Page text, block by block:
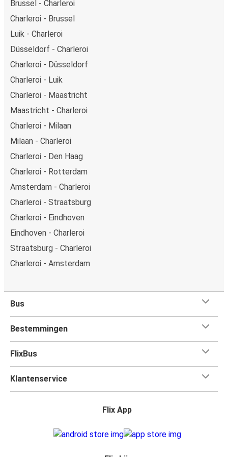
Brussel - Charleroi
Charleroi - Brussel
Luik - Charleroi
Düsseldorf - Charleroi
Charleroi - Düsseldorf
Charleroi - Luik
Charleroi - Maastricht
Maastricht - Charleroi
Charleroi - Milaan
Milaan - Charleroi
Charleroi - Den Haag
Charleroi - Rotterdam
Amsterdam - Charleroi
Charleroi - Straatsburg
Charleroi - Eindhoven
Eindhoven - Charleroi
Straatsburg - Charleroi
Charleroi - Amsterdam
Bus
Bestemmingen
FlixBus
Klantenservice
Flix App